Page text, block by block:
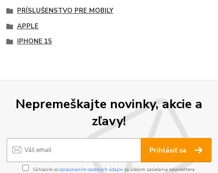
PRÍSLUŠENSTVO PRE MOBILY
APPLE
IPHONE 15
Nepremeškajte novinky, akcie a
zľavy!
Prihlásiť sa
Súhlasím sospracovaním osobných údajov za účelom zasielania newslettera.